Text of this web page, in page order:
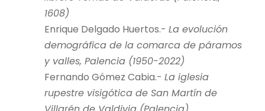
1608)
Enrique Delgado Huertos.- La evolución
demográfica de la comarca de páramos
y valles, Palencia (1950-2022)
Fernando Gómez Cabia.- La iglesia
rupestre visigótica de San Martín de